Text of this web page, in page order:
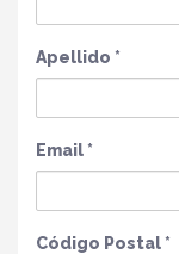
Apellido *
Email*
Código Postal*